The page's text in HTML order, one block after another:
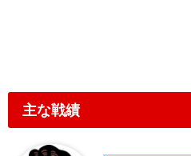
主な戦績